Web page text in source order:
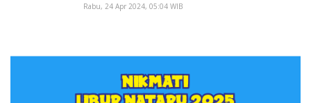
Rabu, 24 Apr 2024, 05:04 WIB